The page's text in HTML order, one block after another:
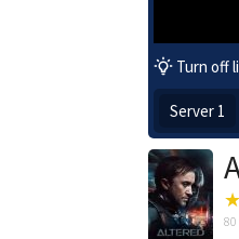
Turn off
Server 1
80